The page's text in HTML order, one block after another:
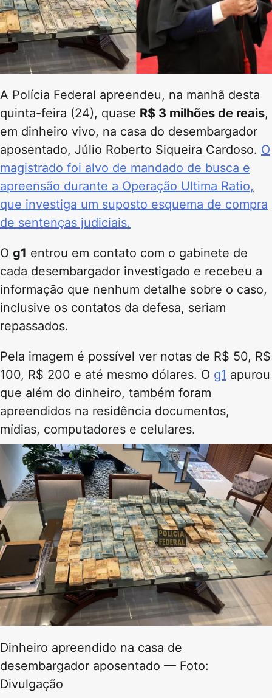
A Polícia Federal apreendeu, na manhã desta
quinta-feira (24), quase R$ 3 milhões de reais,
em dinheiro vivo, na casa do desembargador
aposentado, Júlio Roberto Siqueira Cardoso. O
magistrado foi alvo de mandado de busca e
apreensão durante a Operação Ultima Ratio,
que investiga um suposto esquema de compra
de sentenças judiciais.
O g1 entrou em contato com o gabinete de
cada desembargador investigado e recebeu a
informação que nenhum detalhe sobre o caso,
inclusive os contatos da defesa, seriam
repassados.
Pela imagem é possível ver notas de R$ 50, R$
100, R$ 200 e até mesmo dólares. O g1 apurou
que além do dinheiro, também foram
apreendidos na residência documentos,
mídias, computadores e celulares.
Dinheiro apreendido na casa de
desembargador aposentado — Foto:
Divulgação